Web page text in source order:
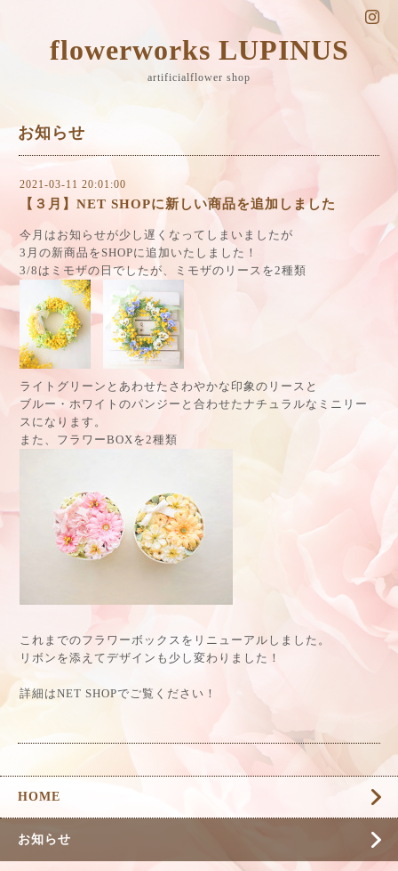
flowerworks LUPINUS
artificialflower shop
お知らせ
2021-03-11 20:01:00
【３月】NET SHOPに新しい商品を追加しました
今月はお知らせが少し遅くなってしまいましたが
3月の新商品をSHOPに追加いたしました！
3/8はミモザの日でしたが、ミモザのリースを2種類
ライトグリーンとあわせたさわやかな印象のリースと
ブルー・ホワイトのパンジーと合わせたナチュラルなミニリー
スになります。
また、フラワーBOXを2種類
これまでのフラワーボックスをリニューアルしました。
リボンを添えてデザインも少し変わりました！
詳細はNET SHOPでご覧ください！
HOME
お知らせ